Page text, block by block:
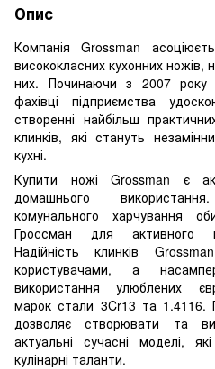
Опис
Компанія Grossman
висококласних кухонних ножів,
них. Починаючи з 2007 року
фахівці підприємства
створенні найбільш
клинків, які стануть
кухні.
Купити ножі Grossman є
домашнього
комунального харчування
Гроссман для активного
Надійність клинків
користувачами, а
використання улюблених
марок стали 3Cr13 та 1.4116.
дозволяє створювати та
актуальні сучасні моделі,
кулінарні таланти.